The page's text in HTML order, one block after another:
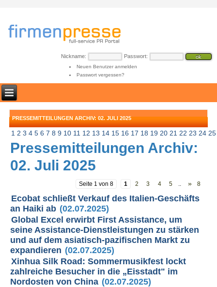
Nickname: Passwort:
Neuen Benutzer anmelden
Passwort vergessen?
PRESSEMITTEILUNGEN ARCHIV: 02. JULI 2025
1 2 3 4 5 6 7 8 9 10 11 12 13 14 15 16 17 18 19 20 21 22 23 24 25
Pressemitteilungen Archiv:
02. Juli 2025
Seite 1 von 8 1 2 3 4 5 » 8
Ecobat schließt Verkauf des Italien-Geschäfts
an Haiki ab (02.07.2025)
Global Excel erwirbt First Assistance, um
seine Assistance-Dienstleistungen zu stärken
und auf dem asiatisch-pazifischen Markt zu
expandieren (02.07.2025)
Xinhua Silk Road: Sommermusikfest lockt
zahlreiche Besucher in die „Eisstadt" im
Nordosten von China (02.07.2025)